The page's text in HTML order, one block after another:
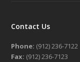
Contact Us
Phone: (912) 236-7122
Fax: (912) 236-7123